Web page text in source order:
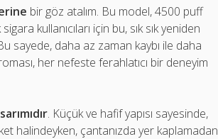
bir göz atalım. Bu model, 4500 puff
kullanıcıları için bu, sık sık yeniden
sayede, daha az zaman kaybı ile daha
her nefeste ferahlatıcı bir deneyim
. Küçük ve hafif yapısı sayesinde,
halindeyken, çantanızda yer kaplamadan